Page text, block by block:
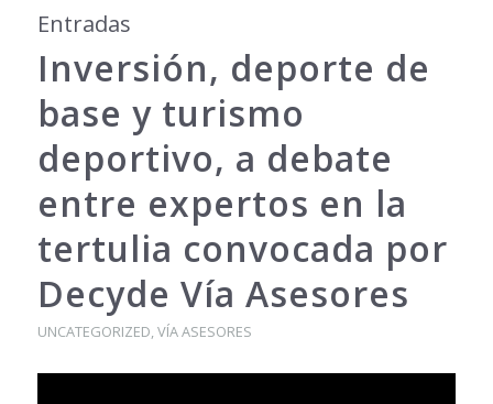
Entradas
Inversión, deporte de
base y turismo
deportivo, a debate
entre expertos en la
tertulia convocada por
Decyde Vía Asesores
UNCATEGORIZED,VÍA ASESORES